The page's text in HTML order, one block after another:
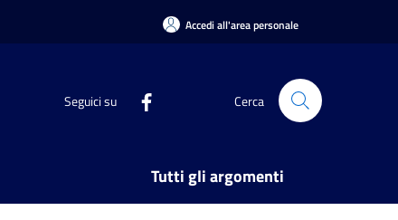
Accedi all'area personale
Seguici su Cerca
Tutti gli argomenti